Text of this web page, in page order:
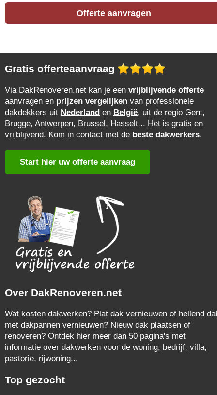
Offerte aanvragen
Gratis offerteaanvraag
Via DakRenoveren.net kan je een vrijblijvende offerte
aanvragen en prijzen vergelijken van professionele
dakdekkers uit Nederland en België, uit de regio Gent,
Brugge, Antwerpen, Brussel, Hasselt... Het is gratis en
vrijblijvend. Kom in contact met de beste dakwerkers.
Start hier uw offerte aanvraag
Over DakRenoveren.net
Wat kosten dakwerken? Plat dak vernieuwen of hellend
met dakpannen vernieuwen? Nieuw dak plaatsen of
renoveren? Ontdek hier meer dan 50 pagina's met
informatie over dakwerken voor de woning, bedrijf, villa,
pastorie, rijwoning...
Top gezocht